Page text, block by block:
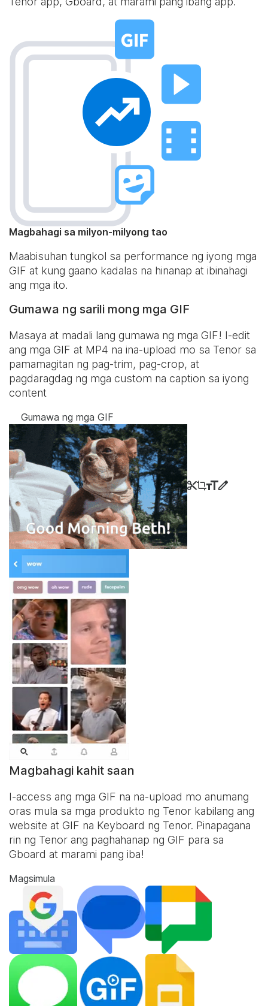
Magbahagi sa milyon-milyong tao
Maabisuhan tungkol sa performance ng iyong mga
GIF at kung gaano kadalas na hinanap at ibinahagi
ang mga ito.
Gumawa ng sarili mong mga GIF
Masaya at madali lang gumawa ng mga GIF! I-edit
ang mga GIF at MP4 na ina-upload mo sa Tenor sa
pamamagitan ng pag-trim, pag-crop, at
pagdaragdag ng mga custom na caption sa iyong
content
Gumawa ng mga GIF
Magbahagi kahit saan
I-access ang mga GIF na na-upload mo anumang
oras mula sa mga produkto ng Tenor kabilang ang
website at GIF na Keyboard ng Tenor. Pinapagana
rin ng Tenor ang paghahanap ng GIF para sa
Gboard at marami pang iba!
Magsimula